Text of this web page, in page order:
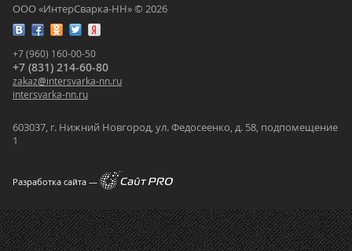
ООО «ИнтерСварка-НН» © 2026
+7 (960) 160-00-50
+7 (831) 214-60-80
zakaz@intersvarka-nn.ru
intersvarka-nn.ru
603037, г. Нижний Новгород, ул. Федосеенко, д. 58, подпомещение
1
Разработка сайта —